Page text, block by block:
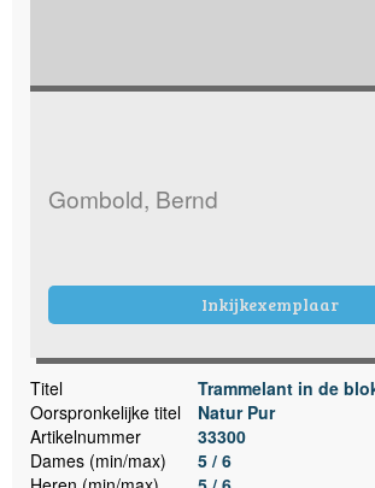
Gombold, Bernd
Inkijkexemplaar
Titel
Trammelant in de
Oorspronkelijke titel
Natur Pur
Artikelnummer
33300
Dames (min/max)
5 / 6